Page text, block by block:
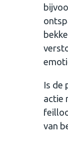
Is de
actie
van